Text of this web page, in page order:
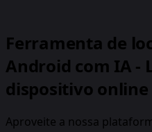
Ferramenta de
Android com IA -
dispositivo online
Aproveite a nossa